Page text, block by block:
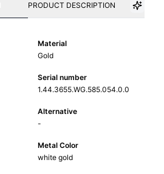
PRODUCT DESCRIPTION
Material
Gold
Serial number
1.44.3655.WG.585.054.0.0
Alternative
-
Metal Color
white gold